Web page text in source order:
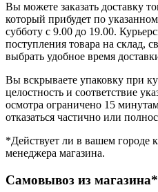
Вы можете заказать доставку
который прибудет по
субботу с 9.00 до 19.00.
поступления товара на склад,
выбрать удобное время
Вы вскрываете упаковку при
целостность и соответствие
осмотра ограничено 15
отказаться частично или
*Действует ли в вашем городе
менеджера магазина.
Самовывоз из магазина*